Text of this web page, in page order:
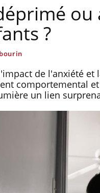
?
de l'anxiété et
comportemental
un lien